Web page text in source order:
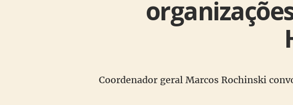
Coordenador geral Marcos Rochinski